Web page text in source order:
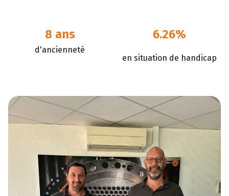
8 ans
d'ancienneté
6.26%
en situation de handicap